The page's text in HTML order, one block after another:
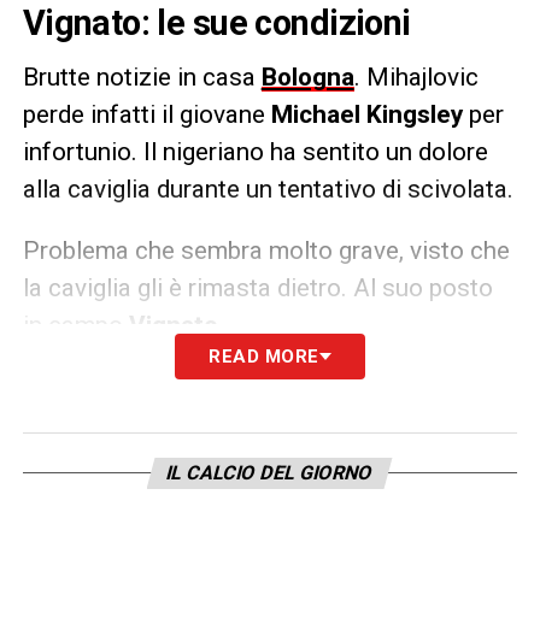
Vignato: le sue condizioni
Brutte notizie in casa Bologna. Mihajlovic
perde infatti il giovane Michael Kingsley per
infortunio. Il nigeriano ha sentito un dolore
alla caviglia durante un tentativo di scivolata.
Problema che sembra molto grave, visto che
la caviglia gli è rimasta dietro. Al suo posto
Vignato
READ MORE
IL CALCIO DEL GIORNO